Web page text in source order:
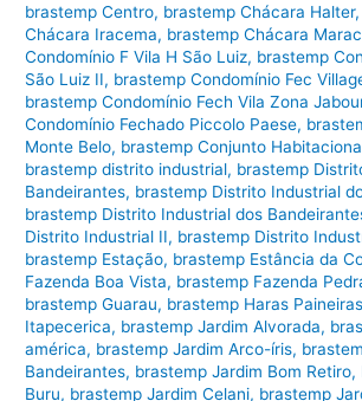
brastemp Centro, brastemp Chácara Halter,
Chácara Iracema, brastemp Chácara
Condomínio F Vila H São Luiz, brastemp
São Luiz II, brastemp Condomínio Fec
brastemp Condomínio Fech Vila Zona
Condomínio Fechado Piccolo Paese,
Monte Belo, brastemp Conjunto
brastemp distrito industrial, brastemp
Bandeirantes, brastemp Distrito Industrial
brastemp Distrito Industrial dos
Distrito Industrial II, brastemp Distrito
brastemp Estação, brastemp Estância da
Fazenda Boa Vista, brastemp Fazenda
brastemp Guarau, brastemp Haras Paineiras
Itapecerica, brastemp Jardim Alvorada,
américa, brastemp Jardim Arco-íris,
Bandeirantes, brastemp Jardim Bom Retiro,
Buru, brastemp Jardim Celani, brastemp